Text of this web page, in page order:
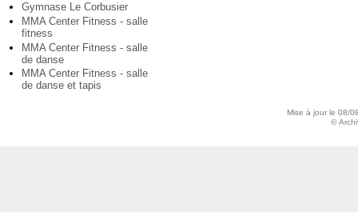
Gymnase Le Corbusier
MMA Center Fitness - salle
fitness
MMA Center Fitness - salle
de danse
MMA Center Fitness - salle
de danse et tapis
Mise à jour le 08/
©